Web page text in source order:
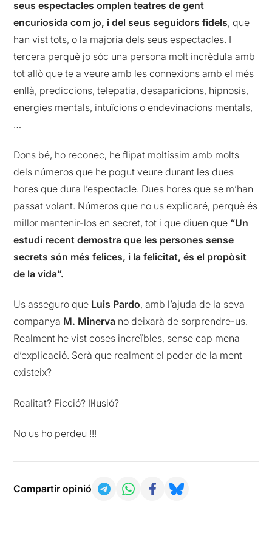
seus espectacles omplen teatres de gent
encuriosida com jo, i del seus seguidors fidels, que
han vist tots, o la majoria dels seus espectacles. I
tercera perquè jo sóc una persona molt incrèdula amb
tot allò que te a veure amb les connexions amb el més
enllà, prediccions, telepatia, desaparicions, hipnosis,
energies mentals, intuïcions o endevinacions mentals,
…
Dons bé, ho reconec, he flipat moltíssim amb molts
dels números que he pogut veure durant les dues
hores que dura l’espectacle. Dues hores que se m’han
passat volant. Números que no us explicaré, perquè és
millor mantenir-los en secret, tot i que diuen que “Un
estudi recent demostra que les persones sense
secrets són més felices, i la felicitat, és el propòsit
de la vida”.
Us asseguro que Luis Pardo, amb l’ajuda de la seva
companya M. Minerva no deixarà de sorprendre-us.
Realment he vist coses increïbles, sense cap mena
d’explicació. Serà que realment el poder de la ment
existeix?
Realitat? Ficció? Il·lusió?
No us ho perdeu !!!
Compartir opinió